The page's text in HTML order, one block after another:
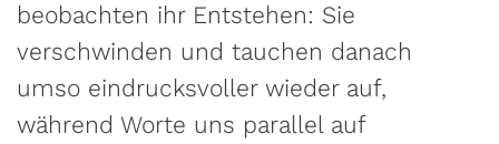
beobachten ihr Entstehen: Sie
verschwinden und tauchen danach
umso eindrucksvoller wieder auf,
während Worte uns parallel auf